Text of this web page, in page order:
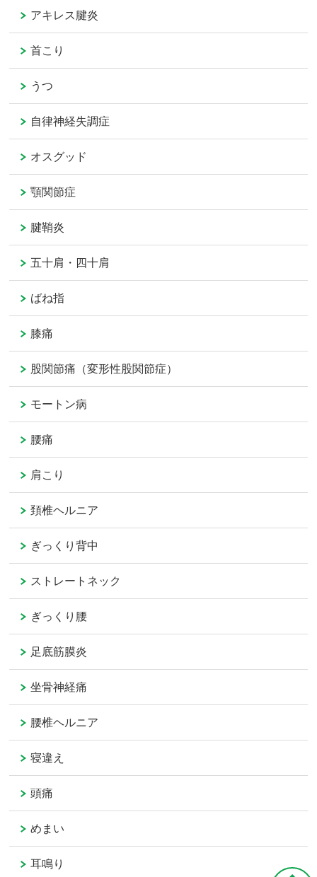
アキレス腱炎
首こり
うつ
自律神経失調症
オスグッド
顎関節症
腱鞘炎
五十肩・四十肩
ばね指
膝痛
股関節痛（変形性股関節症）
モートン病
腰痛
肩こり
頚椎ヘルニア
ぎっくり背中
ストレートネック
ぎっくり腰
足底筋膜炎
坐骨神経痛
腰椎ヘルニア
寝違え
頭痛
めまい
耳鳴り